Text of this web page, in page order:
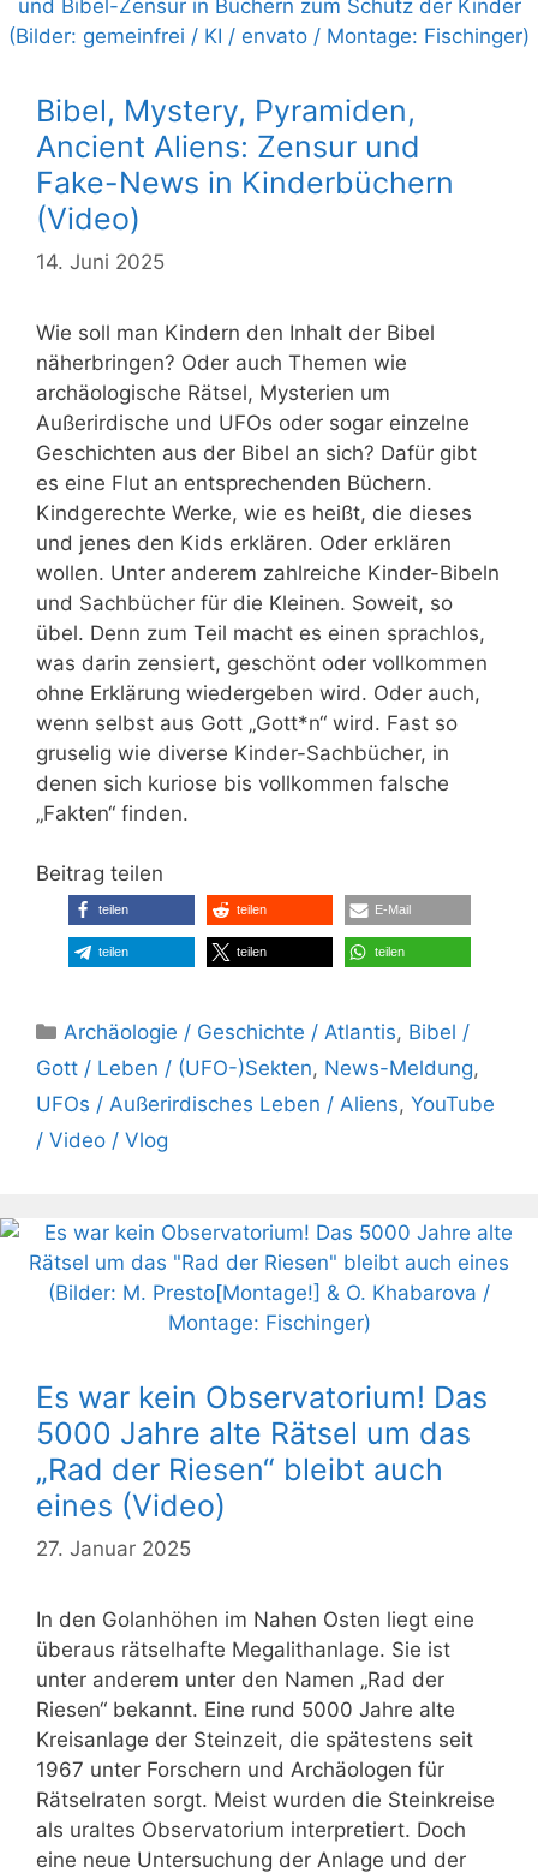
Bibel, Mystery, Pyramiden,
Ancient Aliens: Zensur und
Fake-News in Kinderbüchern
(Video)
14. Juni 2025
Wie soll man Kindern den Inhalt der Bibel
näherbringen? Oder auch Themen wie
archäologische Rätsel, Mysterien um
Außerirdische und UFOs oder sogar einzelne
Geschichten aus der Bibel an sich? Dafür gibt
es eine Flut an entsprechenden Büchern.
Kindgerechte Werke, wie es heißt, die dieses
und jenes den Kids erklären. Oder erklären
wollen. Unter anderem zahlreiche Kinder-Bibeln
und Sachbücher für die Kleinen. Soweit, so
übel. Denn zum Teil macht es einen sprachlos,
was darin zensiert, geschönt oder vollkommen
ohne Erklärung wiedergeben wird. Oder auch,
wenn selbst aus Gott „Gott*n“ wird. Fast so
gruselig wie diverse Kinder-Sachbücher, in
denen sich kuriose bis vollkommen falsche
„Fakten“ finden.
Beitrag teilen
teilen teilen E-Mail
teilen teilen teilen
Kategorien
Archäologie / Geschichte / Atlantis, Bibel /
Gott / Leben / (UFO-)Sekten, News-Meldung,
UFOs / Außerirdisches Leben / Aliens, YouTube
/ Video / Vlog
Es war kein Observatorium! Das
5000 Jahre alte Rätsel um das
„Rad der Riesen“ bleibt auch
eines (Video)
27. Januar 2025
In den Golanhöhen im Nahen Osten liegt eine
überaus rätselhafte Megalithanlage. Sie ist
unter anderem unter den Namen „Rad der
Riesen“ bekannt. Eine rund 5000 Jahre alte
Kreisanlage der Steinzeit, die spätestens seit
1967 unter Forschern und Archäologen für
Rätselraten sorgt. Meist wurden die Steinkreise
als uraltes Observatorium interpretiert. Doch
eine neue Untersuchung der Anlage und der